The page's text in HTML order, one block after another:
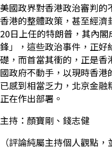
美國政界對香港政治審判
香港的整體政策，甚至經濟
20日上任的特朗普，其內
鋒」，這些政治事件，正好
礎，而首當其衝的，正是香
國政府不動手，以現時香港
已感到相當乏力，北京金融
正在作出部署。
主持：顏寶剛、錢志健
（評論純屬主持個人觀點，